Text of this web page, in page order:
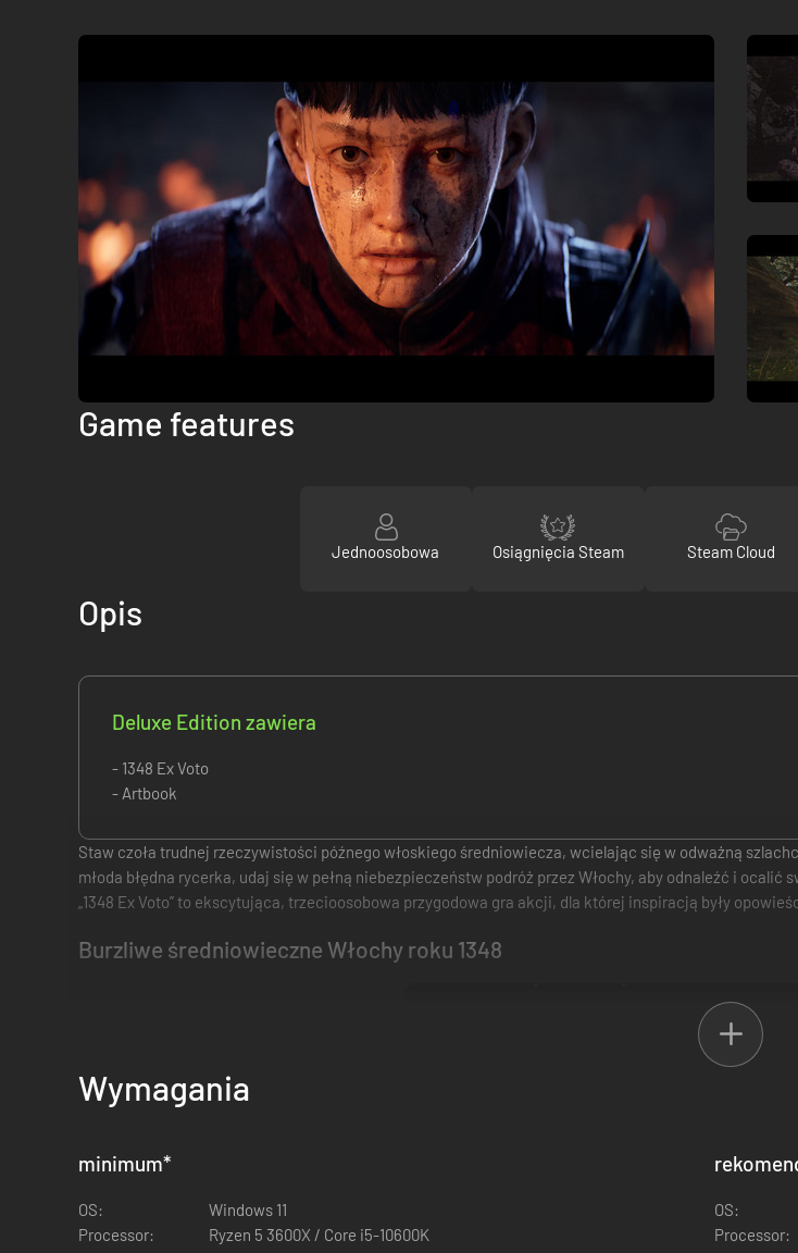
Game features
Jednoosobowa Osiągnięcia Steam Steam Cloud
Opis
Deluxe Edition zawiera
- 1348 Ex Voto
- Artbook
Staw czoła trudnej rzeczywistości późnego włoskiego średniowiecza, wcielając się w odważną
młoda błędna rycerka, udaj się w pełną niebezpieczeństw podróż przez Włochy, aby odnaleźć i
„1348 Ex Voto” to ekscytująca, trzecioosobowa przygodowa gra akcji, dla której inspiracją były
Burzliwe średniowieczne Włochy roku 1348
Wymagania
minimum*
OS:
Windows 11
Processor:
Ryzen 5 3600X / Core i5-10600K
OS:
Processor: